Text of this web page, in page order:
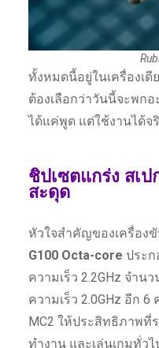
ทั้งหมดนี้อยู่ในเครื่องเ
ต้องเลือกว่าวันนี้จะพก
ได้แค่พูด แต่ใช้งานได้จ
ชิปเซตแกร่ง สเ
สะดุด
หัวใจสำคัญของเครื่อง
G100 Octa-core ประก
ความเร็ว 2.2GHz จำน
ความเร็ว 2.0GHz อีก 6
MC2 ให้ประสิทธิภาพที่
ทำงาน และเล่นเกมทั่ว